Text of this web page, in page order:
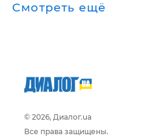
Смотреть ещё
© 2026, Диалог.ua
Все права защищены.